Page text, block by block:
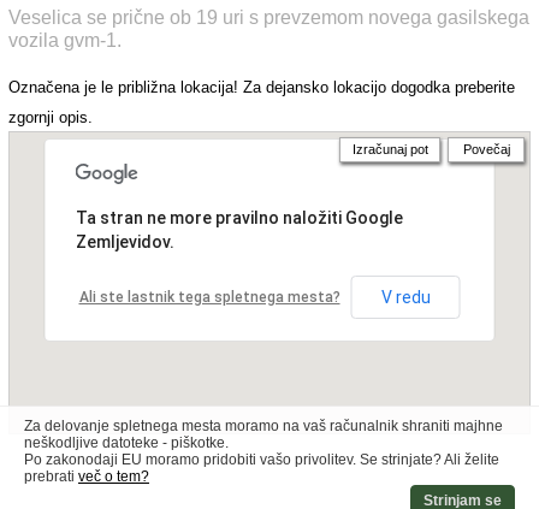
Veselica se prične ob 19 uri s prevzemom novega gasilskega
vozila gvm-1.
Označena je le približna lokacija! Za dejansko lokacijo dogodka preberite
zgornji opis.
Ta stran ne more pravilno naložiti Google
Zemljevidov.
Ali ste lastnik tega spletnega mesta? V redu
Izračunaj pot Povečaj
Za delovanje spletnega mesta moramo na vaš računalnik shraniti majhne
neškodljive datoteke - piškotke.
Po zakonodaji EU moramo pridobiti vašo privolitev. Se strinjate? Ali želite
prebrati več o tem?
Strinjam se